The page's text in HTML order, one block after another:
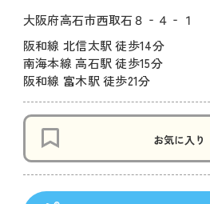
大阪府高石市西取石８‐４‐１
阪和線 北信太駅 徒歩14分
南海本線 高石駅 徒歩15分
阪和線 富木駅 徒歩21分
お気に入り